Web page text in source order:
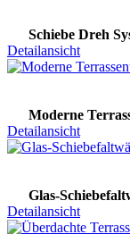
Schiebe Dreh
Detailansicht
Moderne
Detailansicht
Glas-
Detailansicht